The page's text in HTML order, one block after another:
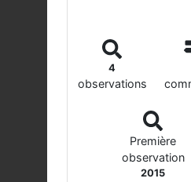
4
observations
Première
observation
2015